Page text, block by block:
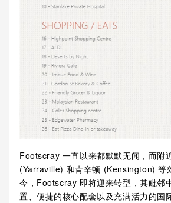
Footscray 一直以来都默默无闻，而附
(Yarraville) 和肯辛顿 (Kensington) 等
今，Footscray 即将迎来转型，其毗邻
置、便捷的核心配套以及充满活力的国